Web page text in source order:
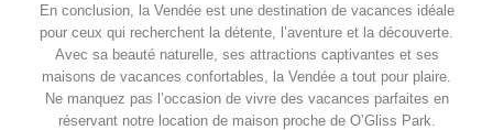
En conclusion, la Vendée est une destination de vacances idéale
pour ceux qui recherchent la détente, l’aventure et la découverte.
Avec sa beauté naturelle, ses attractions captivantes et ses
maisons de vacances confortables, la Vendée a tout pour plaire.
Ne manquez pas l’occasion de vivre des vacances parfaites en
réservant notre location de maison proche de O’Gliss Park.